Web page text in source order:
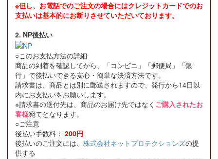
※但し、お電話でのご注文の場合にはクレジットカードでのお
支払いは基本的にお断りさせていただいております。
2. NP後払い
○このお支払方法の詳細
商品の到着を確認してから、「コンビニ」「郵便局」「銀
行」で後払いできる安心・簡単な決済方法です。
請求書は、商品とは別に郵送されますので、発行から14日以
内にお支払いをお願いします。
※請求書の送付先は、商品のお届け先ではなく ご購入されたお
客様宛てとなります。
○ご注意
後払い手数料： 200円
後払いのご注文には、 株式会社ネットプロテクションズの提
供する